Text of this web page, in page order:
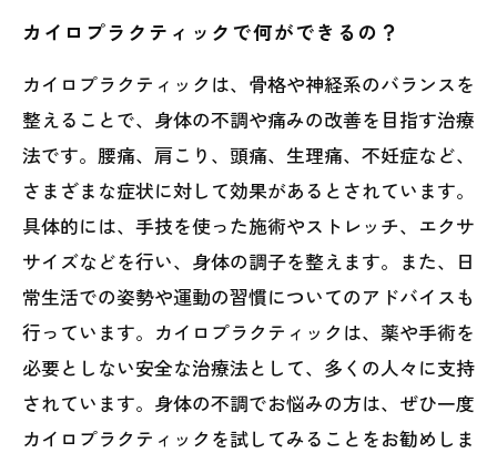
カイロプラクティックで何ができるの？
カイロプラクティックは、骨格や神経系のバランスを
整えることで、身体の不調や痛みの改善を目指す治療
法です。腰痛、肩こり、頭痛、生理痛、不妊症など、
さまざまな症状に対して効果があるとされています。
具体的には、手技を使った施術やストレッチ、エクサ
サイズなどを行い、身体の調子を整えます。また、日
常生活での姿勢や運動の習慣についてのアドバイスも
行っています。カイロプラクティックは、薬や手術を
必要としない安全な治療法として、多くの人々に支持
されています。身体の不調でお悩みの方は、ぜひ一度
カイロプラクティックを試してみることをお勧めしま